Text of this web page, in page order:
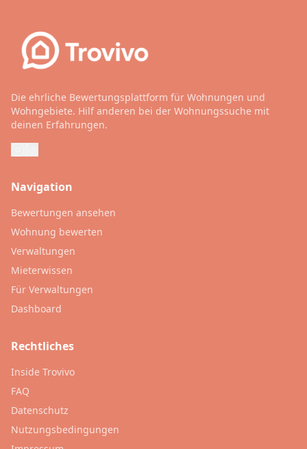
Die ehrliche Bewertungsplattform für Wohnungen und
Wohngebiete. Hilf anderen bei der Wohnungssuche mit
deinen Erfahrungen.
Navigation
Bewertungen ansehen
Wohnung bewerten
Verwaltungen
Mieterwissen
Für Verwaltungen
Dashboard
Rechtliches
Inside Trovivo
FAQ
Datenschutz
Nutzungsbedingungen